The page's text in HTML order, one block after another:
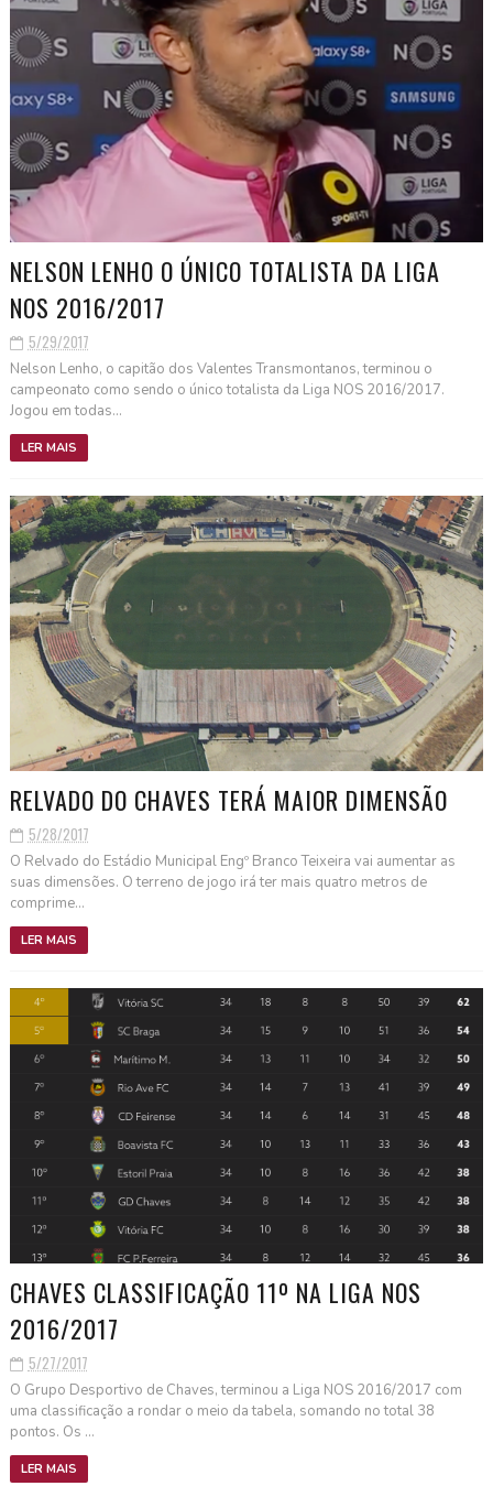
NELSON LENHO O ÚNICO TOTALISTA DA LIGA
NOS 2016/2017
5/29/2017
Nelson Lenho, o capitão dos Valentes Transmontanos, terminou o
campeonato como sendo o único totalista da Liga NOS 2016/2017.
Jogou em todas...
LER MAIS
RELVADO DO CHAVES TERÁ MAIOR DIMENSÃO
5/28/2017
O Relvado do Estádio Municipal Engº Branco Teixeira vai aumentar as
suas dimensões. O terreno de jogo irá ter mais quatro metros de
comprime...
LER MAIS
CHAVES CLASSIFICAÇÃO 11º NA LIGA NOS
2016/2017
5/27/2017
O Grupo Desportivo de Chaves, terminou a Liga NOS 2016/2017 com
uma classificação a rondar o meio da tabela, somando no total 38
pontos. Os ...
LER MAIS